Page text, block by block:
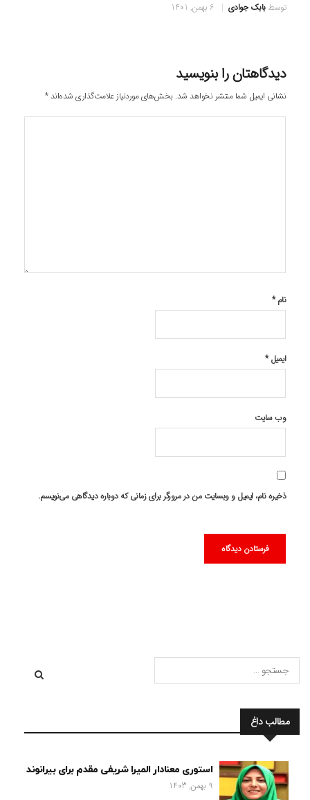
توسطبابک جوادی 6 بهمن, 1401
دیدگاهتان را بنویسید
نشانی ایمیل شما منتشر نخواهد شد. بخش‌های موردنیاز علامت‌گذاری شده‌اند*
نام*
ایمیل*
وب‌ سایت
ذخیره نام، ایمیل و وبسایت من در مرورگر برای زمانی که دوباره دیدگاهی می‌نویسم.
مطالب داغ
استوری معنادار المیرا شریفی مقدم برای بیرانوند
9 بهمن, 1403